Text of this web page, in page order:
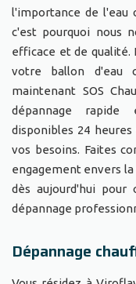
l'importance de l'eau
c'est pourquoi nous
efficace et de qualité.
votre ballon d'eau
maintenant SOS
dépannage rapide
disponibles 24
vos besoins. Faites
engagement envers
dès aujourd'hui
dépannage
Dépannage